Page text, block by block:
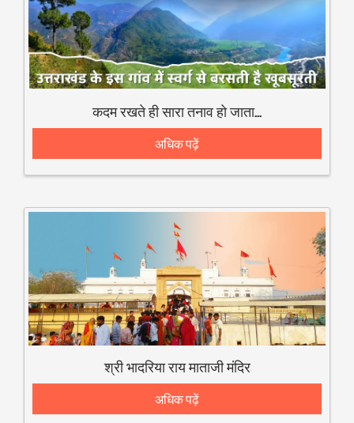
कदम रखते ही सारा तनाव हो जाता है दूर, उत्तराखंड के इस गांव में स्वर्ग से बरसती है खूबसूरती
अधिक पढ़ें
श्री भादरिया राय माताजी मंदिर
अधिक पढ़ें